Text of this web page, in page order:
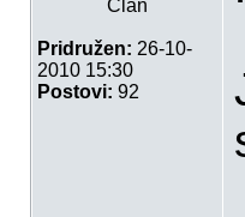
Član
Pridružen: 26-10-
2010 15:30
Postovi: 92